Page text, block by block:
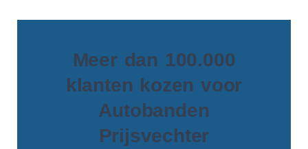
Meer dan 100.000
klanten kozen voor
Autobanden
Prijsvechter